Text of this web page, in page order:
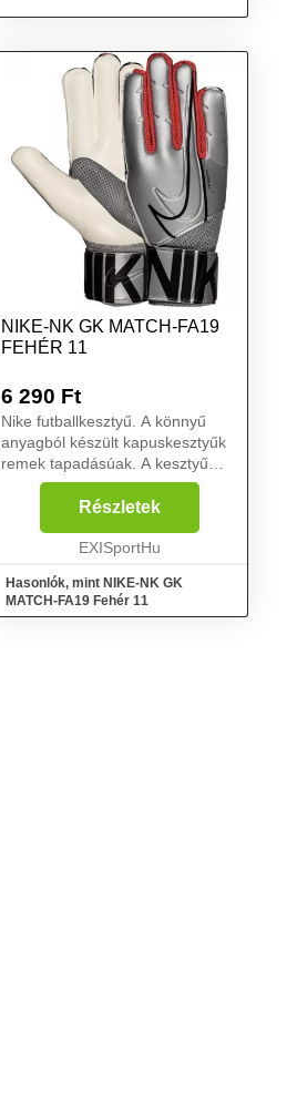
NIKE-NK GK MATCH-FA19
FEHÉR 11
6 290 Ft
Nike futballkesztyű. A könnyű
anyagból készült kapuskesztyűk
remek tapadásúak. A kesztyű
klasszikus szabása mindenkinek
megfelel. A fehér és ezüst kivitelű
GK Match kesztyűk garantálják a
támogatást a...
Részletek
EXISportHu
Hasonlók, mint NIKE-NK GK
MATCH-FA19 Fehér 11